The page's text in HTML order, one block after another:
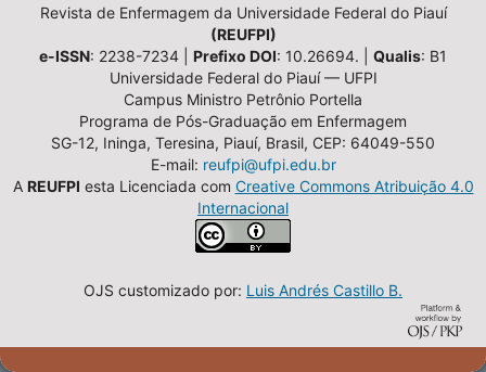
Revista de Enfermagem da Universidade Federal do Piauí
(REUFPI)
e-ISSN: 2238-7234 | Prefixo DOI: 10.26694. | Qualis: B1
Universidade Federal do Piauí — UFPI
Campus Ministro Petrônio Portella
Programa de Pós-Graduação em Enfermagem
SG-12, Ininga, Teresina, Piauí, Brasil, CEP: 64049-550
E-mail: reufpi@ufpi.edu.br
A REUFPI esta Licenciada com Creative Commons Atribuição 4.0
Internacional
OJS customizado por: Luis Andrés Castillo B.